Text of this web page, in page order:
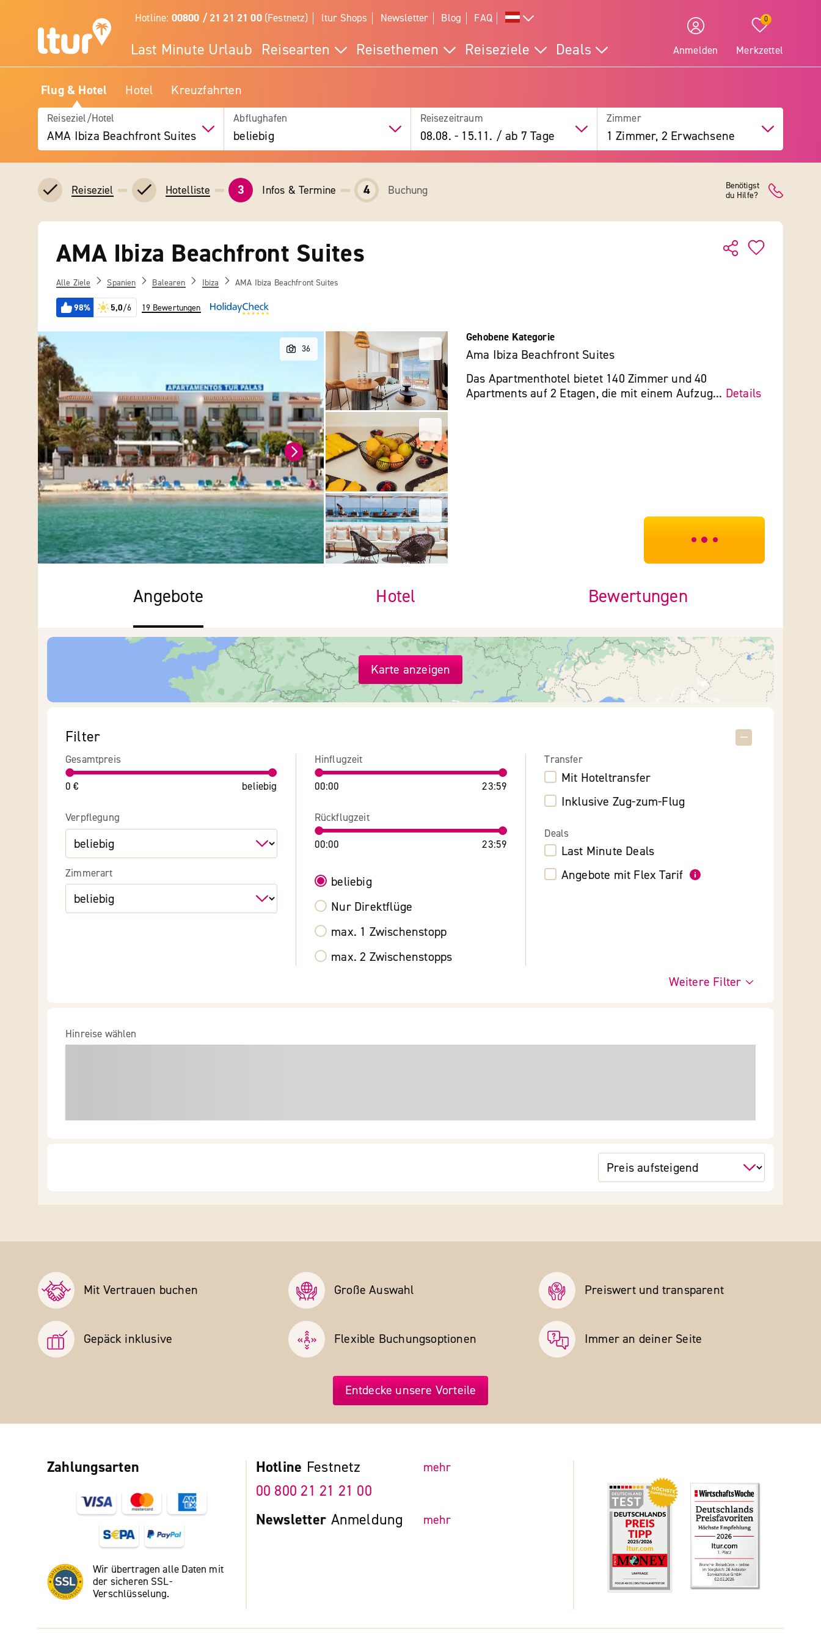
Hotline: 00800 / 21 21 21 00(Festnetz) ltur Shops Newsletter Blog FAQ
Last Minute Urlaub Reisearten Reisethemen Reiseziele Deals Anmelden
0
Merkzettel
Flug & Hotel Hotel Kreuzfahrten
Reiseziel/Hotel
AMA Ibiza Beachfront Suites
Abflughafen
beliebig
Reisezeitraum
08.08. - 15.11. / ab 7 Tage
Zimmer
1 Zimmer, 2 Erwachsene
Reiseziel Hotelliste 3 Infos & Termine 4 Buchung
Benötigst
du Hilfe?
AMA Ibiza Beachfront Suites
Alle Ziele Spanien Balearen Ibiza AMA Ibiza Beachfront Suites
98% 5,0/6 19 Bewertungen
Gehobene Kategorie
Ama Ibiza Beachfront Suites
Das Apartmenthotel bietet 140 Zimmer und 40
Apartments auf 2 Etagen, die mit einem Aufzug... Details
***************
Angebote Hotel Bewertungen
Karte anzeigen
Filter
Gesamtpreis
0 € beliebig
Verpflegung
Zimmerart
Hinflugzeit
00:00 23:59
Rückflugzeit
00:00 23:59
beliebig
Nur Direktflüge
max. 1 Zwischenstopp
max. 2 Zwischenstopps
Transfer
Mit Hoteltransfer
Inklusive Zug-zum-Flug
Deals
Last Minute Deals
Angebote mit Flex Tarif
Weitere Filter
Hinreise wählen
Mit Vertrauen buchen Große Auswahl Preiswert und transparent
Gepäck inklusive Flexible Buchungs­optionen Immer an deiner Seite
Entdecke unsere Vorteile
Zahlungsarten
Wir übertragen alle Daten mit
der sicheren SSL-
Verschlüsselung.
Hotline Festnetz mehr
00 800 21 21 21 00
Newsletter Anmeldung mehr